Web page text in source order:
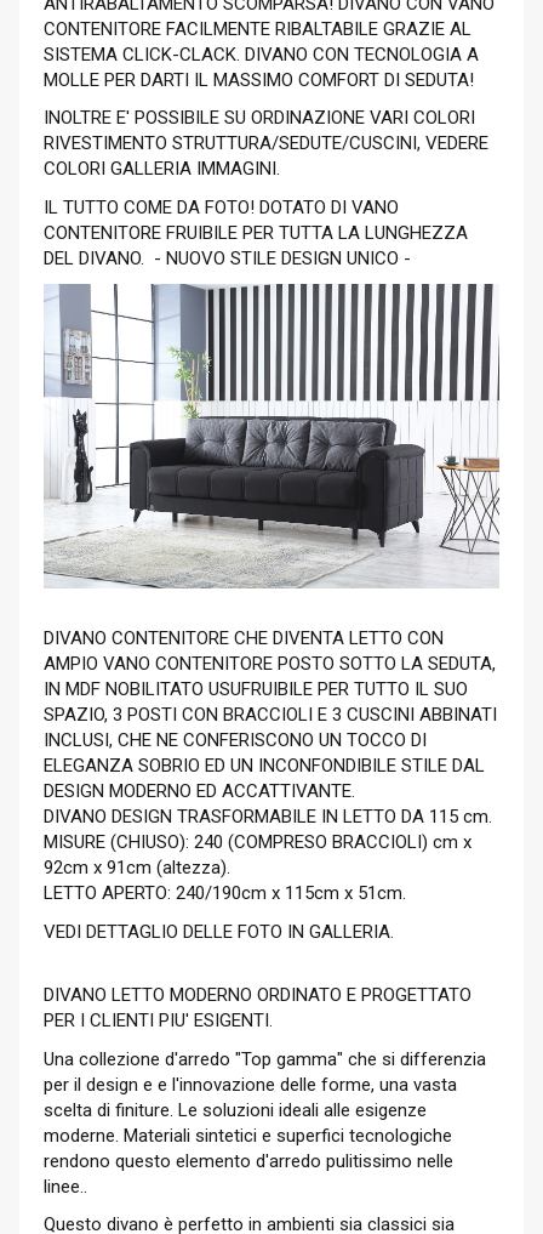
CONTENITORE FACILMENTE RIBALTABILE GRAZIE AL
SISTEMA CLICK-CLACK. DIVANO CON TECNOLOGIA A
MOLLE PER DARTI IL MASSIMO COMFORT DI SEDUTA!
INOLTRE E' POSSIBILE SU ORDINAZIONE VARI COLORI
RIVESTIMENTO STRUTTURA/SEDUTE/CUSCINI, VEDERE
COLORI GALLERIA IMMAGINI.
IL TUTTO COME DA FOTO! DOTATO DI VANO
CONTENITORE FRUIBILE PER TUTTA LA LUNGHEZZA
DEL DIVANO. - NUOVO STILE DESIGN UNICO -
DIVANO CONTENITORE CHE DIVENTA LETTO CON
AMPIO VANO CONTENITORE POSTO SOTTO LA SEDUTA,
IN MDF NOBILITATO USUFRUIBILE PER TUTTO IL SUO
SPAZIO, 3 POSTI CON BRACCIOLI E 3 CUSCINI ABBINATI
INCLUSI, CHE NE CONFERISCONO UN TOCCO DI
ELEGANZA SOBRIO ED UN INCONFONDIBILE STILE DAL
DESIGN MODERNO ED ACCATTIVANTE.
DIVANO DESIGN TRASFORMABILE IN LETTO DA 115 cm.
MISURE (CHIUSO): 240 (COMPRESO BRACCIOLI) cm x
92cm x 91cm (altezza).
LETTO APERTO: 240/190cm x 115cm x 51cm.
VEDI DETTAGLIO DELLE FOTO IN GALLERIA.
DIVANO LETTO MODERNO ORDINATO E PROGETTATO
PER I CLIENTI PIU' ESIGENTI.
Una collezione d'arredo "Top gamma" che si differenzia
per il design e e l'innovazione delle forme, una vasta
scelta di finiture. Le soluzioni ideali alle esigenze
moderne. Materiali sintetici e superfici tecnologiche
rendono questo elemento d'arredo pulitissimo nelle
linee..
Questo divano è perfetto in ambienti sia classici sia